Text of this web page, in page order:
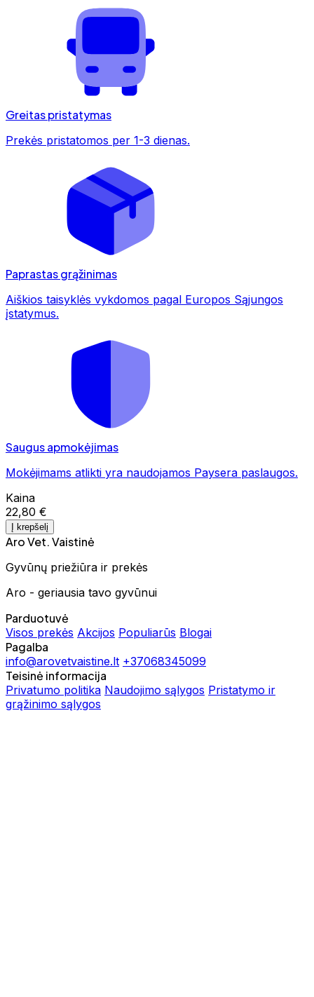
Greitas pristatymas
Prekės pristatomos per 1-3 dienas.
Paprastas grąžinimas
Aiškios taisyklės vykdomos pagal Europos Sąjungos
įstatymus.
Saugus apmokėjimas
Mokėjimams atlikti yra naudojamos Paysera paslaugos.
Kaina
22,80 €
Į krepšelį
Aro Vet. Vaistinė
Gyvūnų priežiūra ir prekės
Aro - geriausia tavo gyvūnui
Parduotuvė
Visos prekės Akcijos Populiarūs Blogai
Pagalba
info@arovetvaistine.lt +37068345099
Teisinė informacija
Privatumo politika Naudojimo sąlygos Pristatymo ir
grąžinimo sąlygos